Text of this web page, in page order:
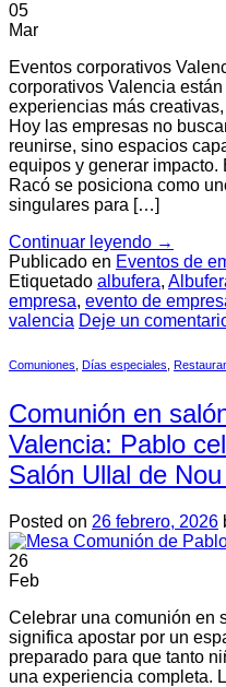
05
Mar
Eventos corporativos
corporativos Valencia
experiencias más
Hoy las empresas no
reunirse, sino espacios
equipos y generar impacto.
Racó se posiciona como
singulares para […]
Continuar leyendo →
Publicado en Eventos de
Etiquetado albufera,
empresa, evento de
valencia Deje un
Comuniones Días especiales
Comunión en
Valencia: Pablo
Salón Ullal de
Posted on 26 febrero, 2026
26
Feb
Celebrar una comunión en
significa apostar por un
preparado para que tanto
una experiencia completa.